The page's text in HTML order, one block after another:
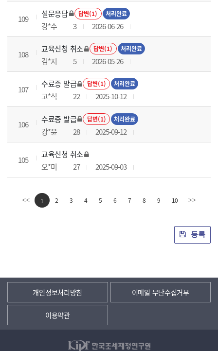
109
설문응답 답변(1) 처리완료
강*수 3 2026-06-26
108
교육신청 취소 답변(1) 처리완료
김*지 5 2026-05-26
107
수료증 발급 답변(1) 처리완료
고*식 22 2025-10-12
106
수료증 발급 답변(1) 처리완료
강*윤 28 2025-09-12
105
교육신청 취소
오*미
27 2025-09-03
<< 1 2 3 4 5 6 7 8 9 10 >>
등록
개인정보처리방침 이메일 무단수집거부
이용약관